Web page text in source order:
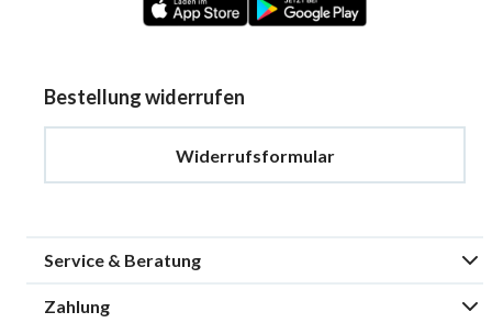
Bestellung widerrufen
Widerrufsformular
Service & Beratung
Zahlung